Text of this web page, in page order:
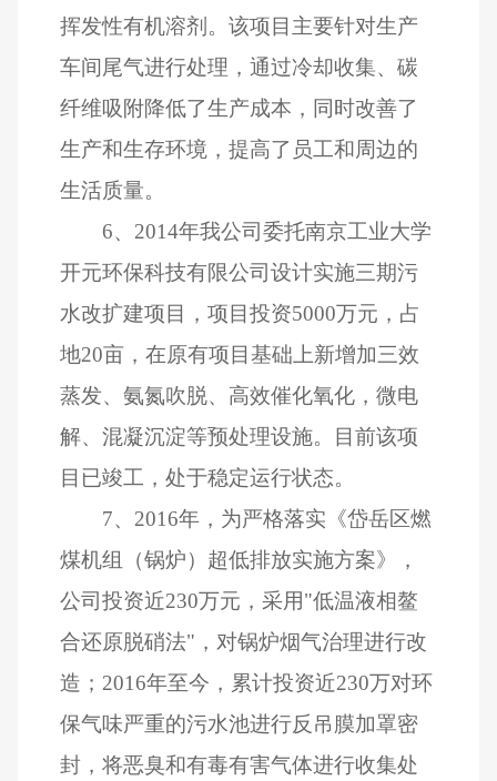
挥发性有机溶剂。该项目主要针对生产
车间尾气进行处理，通过冷却收集、碳
纤维吸附降低了生产成本，同时改善了
生产和生存环境，提高了员工和周边的
生活质量。
6、 2014年我公司委托南京工业大学
开元环保科技有限公司设计实施三期污
水改扩建项目，项目投资5000万元，占
地20亩，在原有项目基础上新增加三效
蒸发、氨氮吹脱、高效催化氧化，微电
解、混凝沉淀等预处理设施。目前该项
目已竣工，处于稳定运行状态。
7、 2016年，为严格落实《岱岳区燃
煤机组（锅炉）超低排放实施方案》，
公司投资近230万元，采用"低温液相鳌
合还原脱硝法"，对锅炉烟气治理进行改
造； 2016年至今，累计投资近230万对环
保气味严重的污水池进行反吊膜加罩密
封，将恶臭和有毒有害气体进行收集处